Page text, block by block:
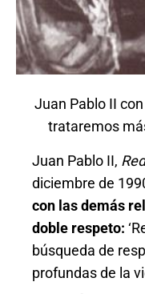
Juan Pablo II
trataremos
Juan Pablo II,
diciembre de
con las demás
doble respeto:
búsqueda de
profundas de la